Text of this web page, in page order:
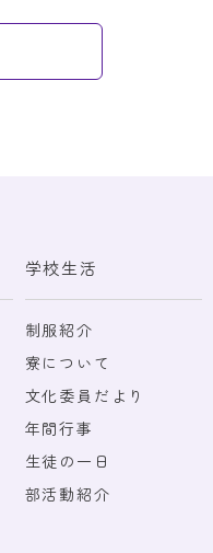
学校生活
制服紹介
寮について
文化委員だより
年間行事
生徒の一日
部活動紹介